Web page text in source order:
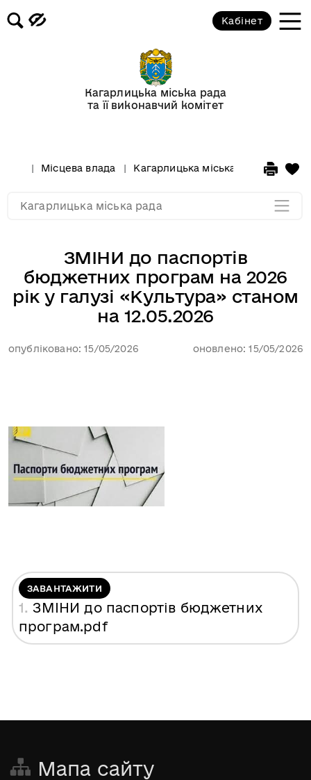
Кагарлицька міська рада
та її виконавчий комітет
Кабінет
Місцева влада Кагарлицька міська рада
ЗМІНИ до паспортів
бюджетних програм на 2026
рік у галузі «Культура» станом
на 12.05.2026
опубліковано: 15/05/2026 оновлено: 15/05/2026
ЗАВАНТАЖИТИ
1. ЗМІНИ до паспортів бюджетних
програм.pdf
Кагарлицька міська рада
Рішення міської ради
Проекти рішень міської ради
Мапа сайту